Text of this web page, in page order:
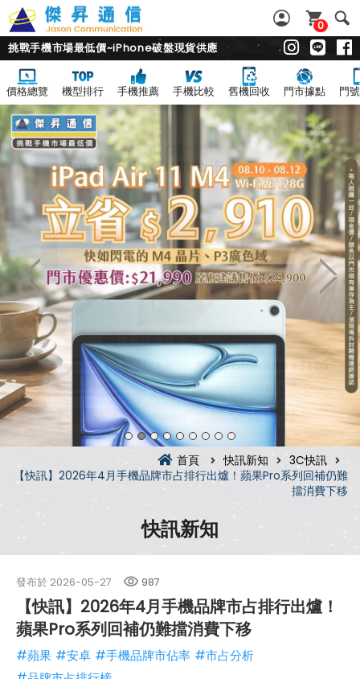
0
挑戰手機市場最低價~iPhone破盤現貨供應
價格總覽 機型排行 手機推薦 手機比較 舊機回收 門市據點 門
首頁 快訊新知
3C快訊
【快訊】2026年4月手機品牌市占排行出爐！蘋果Pro系列回補仍難
擋消費下移
快訊新知
發布於 2026-05-27 987
【快訊】2026年4月手機品牌市占排行出爐！
蘋果Pro系列回補仍難擋消費下移
#蘋果 #安卓 #手機品牌市佔率 #市占分析